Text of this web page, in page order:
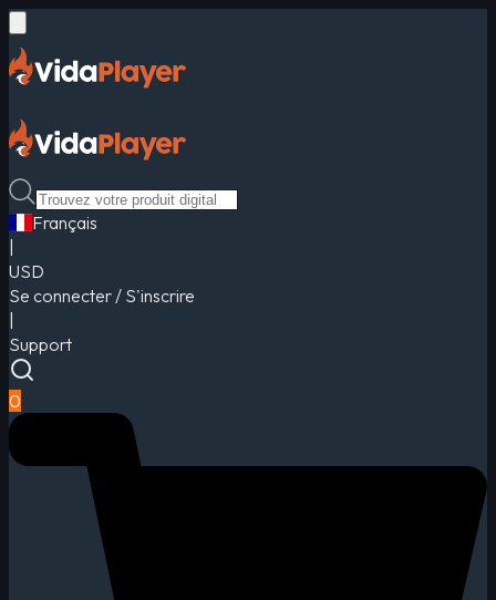
Français
USD
Se connecter / S'inscrire
Support
0